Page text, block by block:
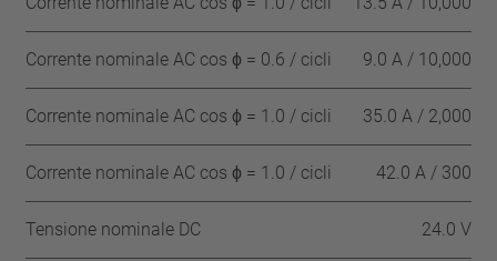
Corrente nominale AC cos ϕ = 0.6 / cicli 9.0 A / 10,000
Corrente nominale AC cos ϕ = 1.0 / cicli 35.0 A / 2,000
Corrente nominale AC cos ϕ = 1.0 / cicli 42.0 A / 300
Tensione nominale DC 24.0 V